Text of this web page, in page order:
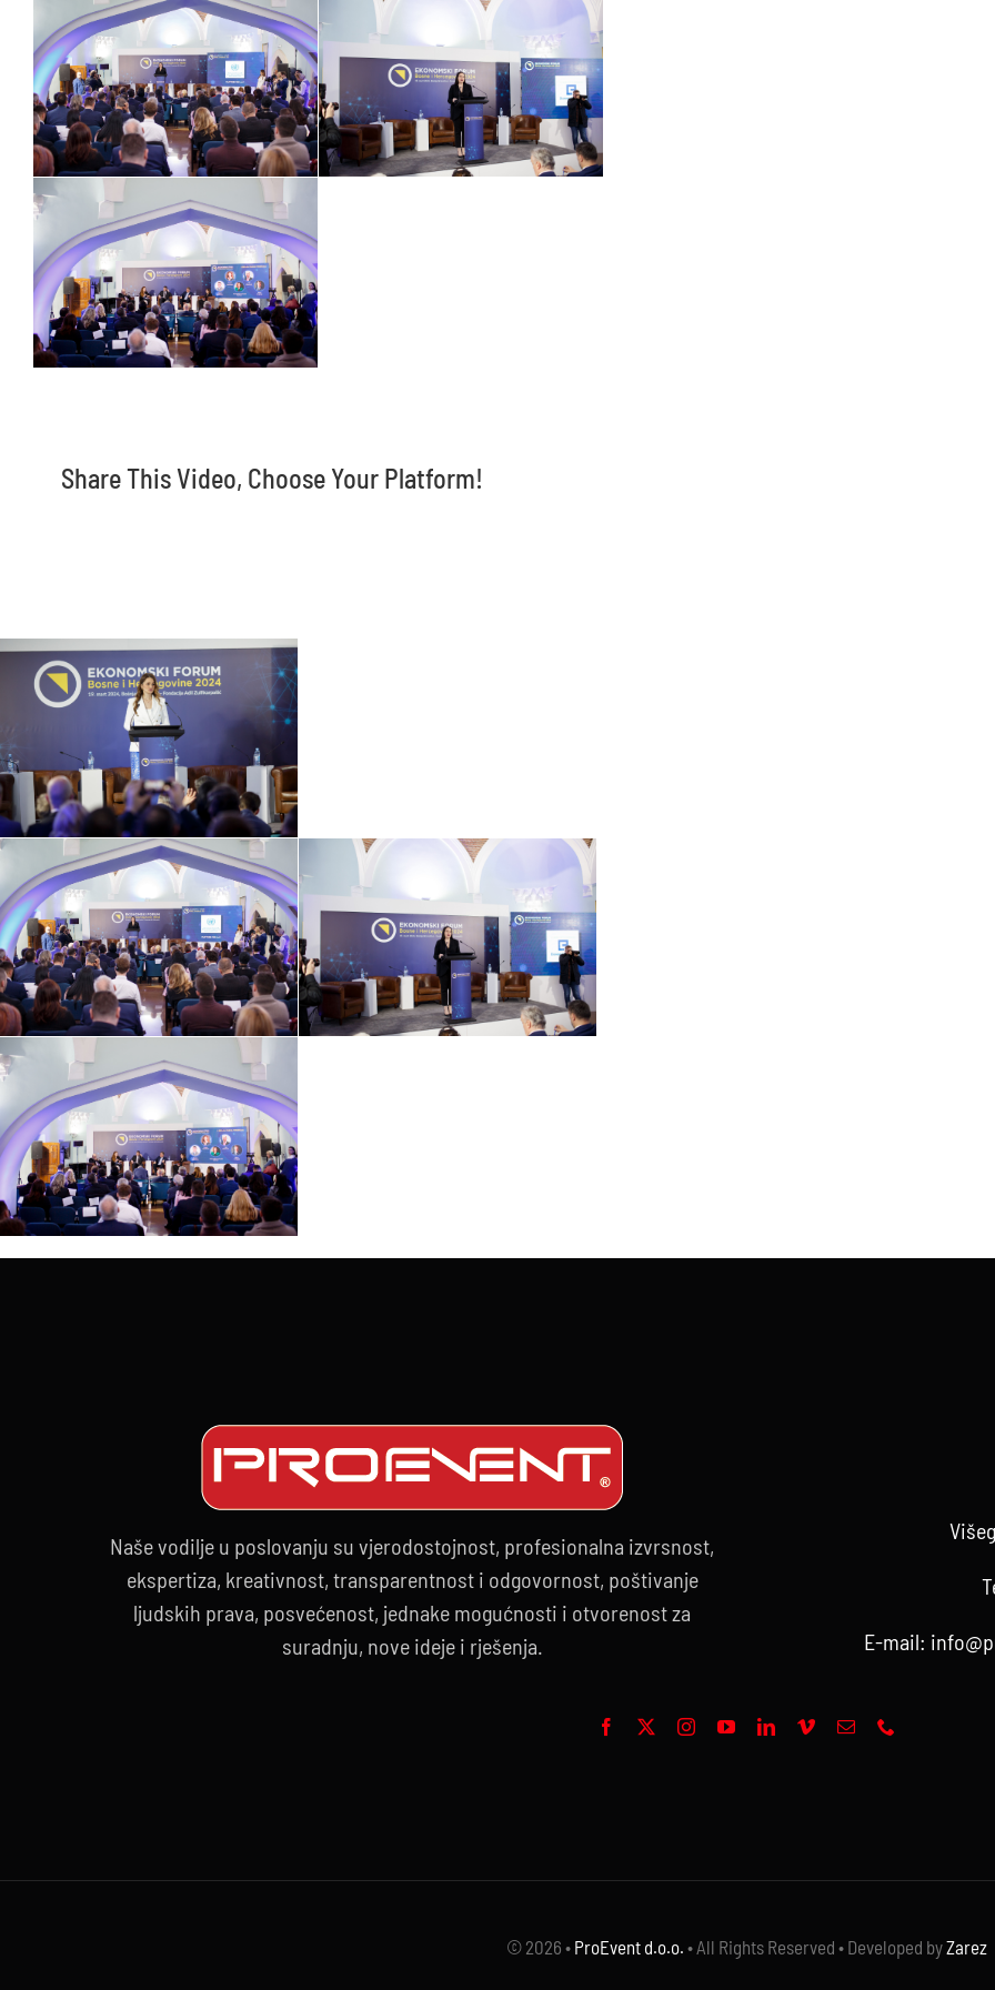
Share This Video, Choose Your Platform!
Naše vodilje u poslovanju su vjerodostojnost, profesionalna izvrsnost,
ekspertiza, kreativnost, transparentnost i odgovornost, poštivanje
ljudskih prava, posvećenost, jednake mogućnosti i otvorenost za
suradnju, nove ideje i rješenja.
E-mail:
© 2026 • ProEvent d.o.o. • All Rights Reserved • Developed byZarez